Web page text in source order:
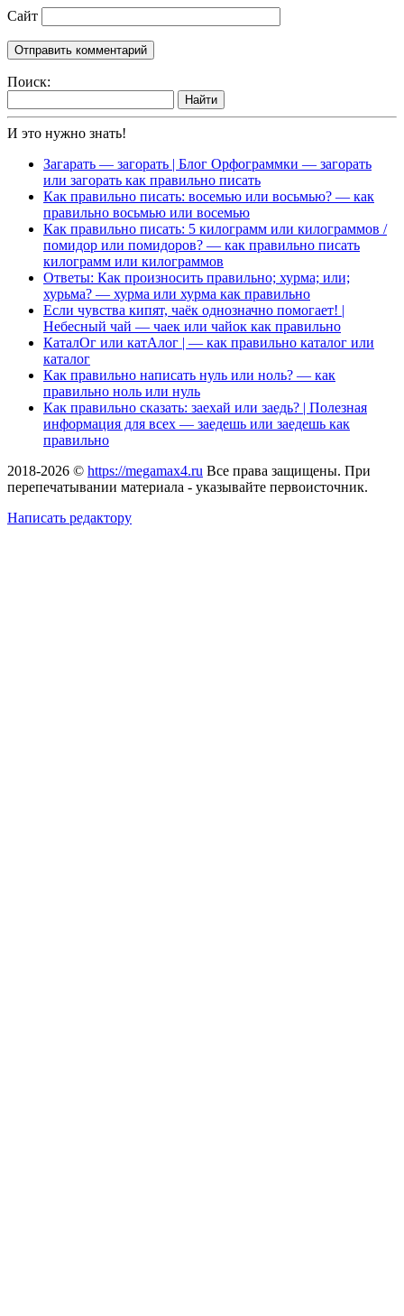
Сайт
Поиск:
Найти
И это нужно знать!
Загарать — загорать | Блог Орфограммки — загорать
или загорать как правильно писать
Как правильно писать: восемью или восьмью? — как
правильно восьмью или восемью
Как правильно писать: 5 килограмм или килограммов /
помидор или помидоров? — как правильно писать
килограмм или килограммов
Ответы: Как произносить правильно; хурма; или;
хурьма? — хурма или хурма как правильно
Если чувства кипят, чаёк однозначно помогает! |
Небесный чай — чаек или чайок как правильно
КаталОг или катАлог | — как правильно каталог или
каталог
Как правильно написать нуль или ноль? — как
правильно ноль или нуль
Как правильно сказать: заехай или заедь? | Полезная
информация для всех — заедешь или заедешь как
правильно
2018-2026 © https://megamax4.ru Все права защищены. При
перепечатывании материала - указывайте первоисточник.
Написать редактору